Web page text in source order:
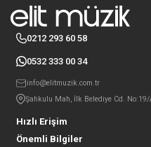
Hızlı Erişim
Önemli Bilgiler
0212 293 60 58
0532 333 00 34
info@elitmuzik.com.tr
Şahkulu Mah, İlk Belediye Cd.